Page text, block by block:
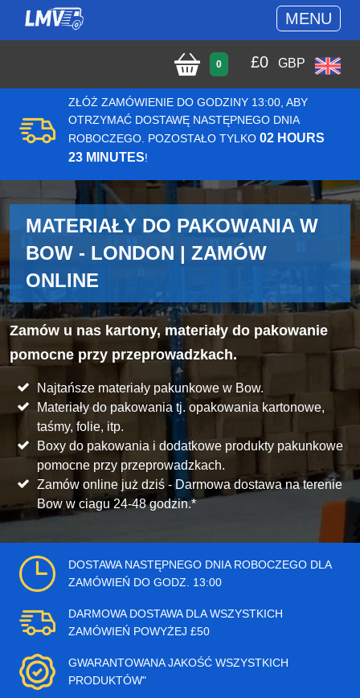
MENU
0 £0 GBP
ZŁÓŻ ZAMÓWIENIE DO GODZINY 13:00, ABY
OTRZYMAĆ DOSTAWĘ NASTĘPNEGO DNIA
ROBOCZEGO. POZOSTAŁO TYLKO 02 HOURS
23 MINUTES!
MATERIAŁY DO PAKOWANIA W
BOW - LONDON | ZAMÓW
ONLINE
Zamów u nas kartony, materiały do pakowanie
pomocne przy przeprowadzkach.
Najtańsze materiały pakunkowe w Bow.
Materiały do pakowania tj. opakowania kartonowe,
taśmy, folie, itp.
Boxy do pakowania i dodatkowe produkty pakunkowe
pomocne przy przeprowadzkach.
Zamów online już dziś - Darmowa dostawa na terenie
Bow w ciagu 24-48 godzin.*
DOSTAWA NASTĘPNEGO DNIA ROBOCZEGO DLA
ZAMÓWIEŃ DO GODZ. 13:00
DARMOWA DOSTAWA DLA WSZYSTKICH
ZAMÓWIEŃ POWYŻEJ £50
GWARANTOWANA JAKOŚĆ WSZYSTKICH
PRODUKTÓW"